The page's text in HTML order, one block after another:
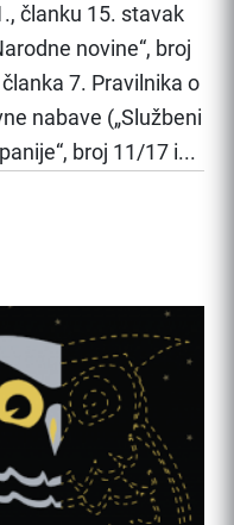
članku 15. stavak
novine“, broj
7. Pravilnika o
nabave („Službeni
broj 11/17 i...